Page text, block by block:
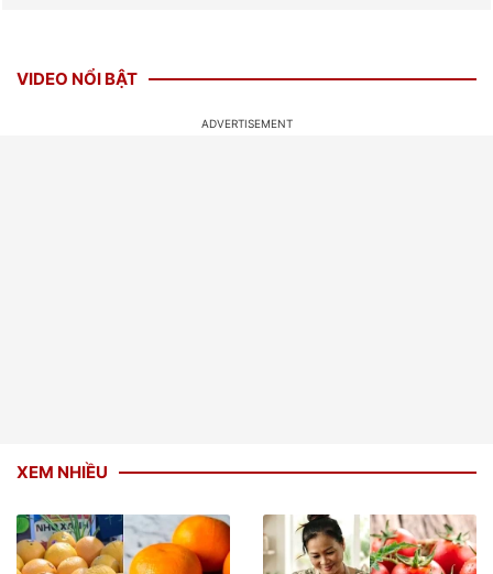
VIDEO NỔI BẬT
XEM NHIỀU